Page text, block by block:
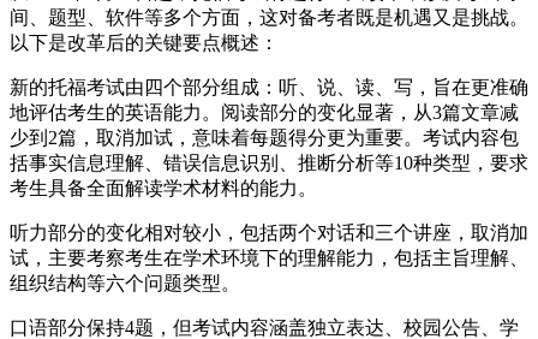
间、题型、软件等多个方面，这对备考者既是机遇又是挑战。
以下是改革后的关键要点概述：
新的托福考试由四个部分组成：听、说、读、写，旨在更准确
地评估考生的英语能力。阅读部分的变化显著，从3篇文章减
少到2篇，取消加试，意味着每题得分更为重要。考试内容包
括事实信息理解、错误信息识别、推断分析等10种类型，要求
考生具备全面解读学术材料的能力。
听力部分的变化相对较小，包括两个对话和三个讲座，取消加
试，主要考察考生在学术环境下的理解能力，包括主旨理解、
组织结构等六个问题类型。
口语部分保持4题，但考试内容涵盖独立表达、校园公告、学